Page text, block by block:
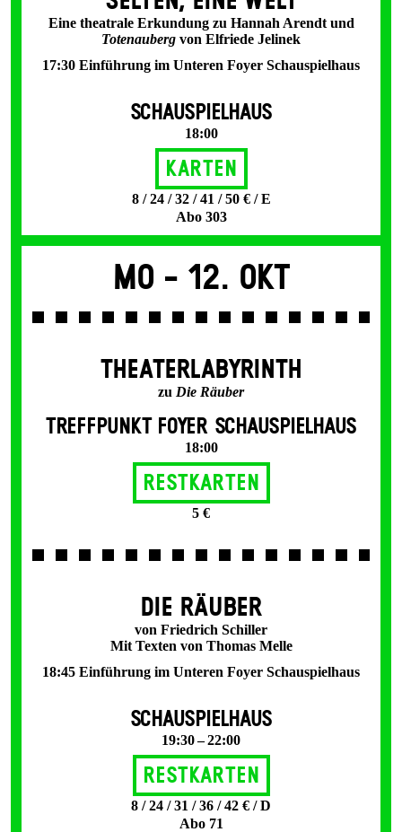
Eine theatrale Erkundung zu Hannah Arendt und
Totenauberg von Elfriede Jelinek
17:30 Einführung im Unteren Foyer Schauspielhaus
SCHAUSPIELHAUS
18:00
Karten
8 / 24 / 32 / 41 / 50 € / E
Abo 303
Mo - 12. Okt
THEATERLABYRINTH
zu Die Räuber
TREFFPUNKT FOYER SCHAUSPIELHAUS
18:00
Restkarten
5 €
DIE RÄUBER
von Friedrich Schiller
Mit Texten von Thomas Melle
18:45 Einführung im Unteren Foyer Schauspielhaus
SCHAUSPIELHAUS
19:30 – 22:00
Restkarten
8 / 24 / 31 / 36 / 42 € / D
Abo 71